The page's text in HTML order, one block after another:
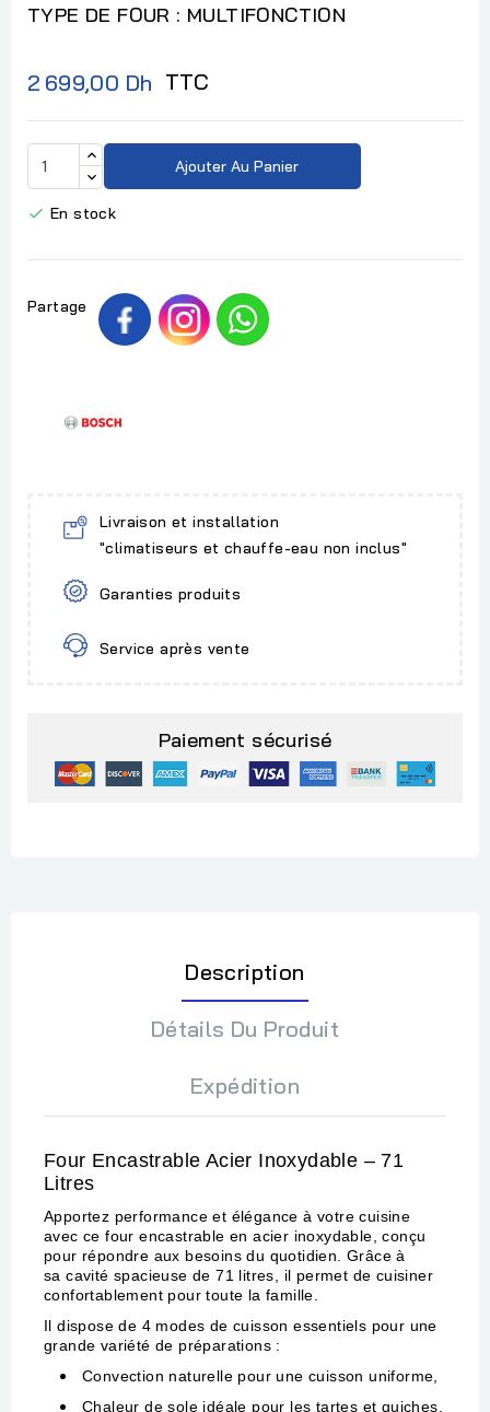
TYPE DE FOUR : MULTIFONCTION
2 699,00 Dh TTC
Ajouter Au Panier
 En stock
Partage
Livraison et installation
"climatiseurs et chauffe-eau non inclus"
Garanties produits
Service après vente
Paiement sécurisé
Description
Détails Du Produit
Expédition
Four Encastrable Acier Inoxydable – 71
Litres
Apportez performance et élégance à votre cuisine
avec ce four encastrable en acier inoxydable, conçu
pour répondre aux besoins du quotidien. Grâce à
sa cavité spacieuse de 71 litres, il permet de cuisiner
confortablement pour toute la famille.
Il dispose de 4 modes de cuisson essentiels pour une
grande variété de préparations :
Convection naturelle pour une cuisson uniforme,
Chaleur de sole idéale pour les tartes et quiches,